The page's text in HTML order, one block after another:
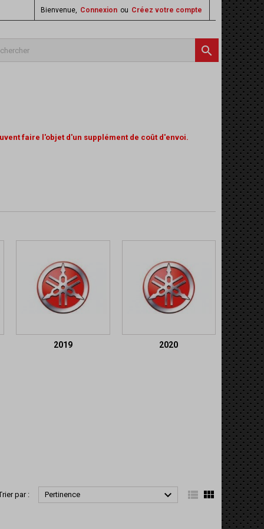
Bienvenue, Connexion ou Créez votre compte

faire l'objet d'un supplément de coût d'envoi.
2019 2020
par : Pertinence   